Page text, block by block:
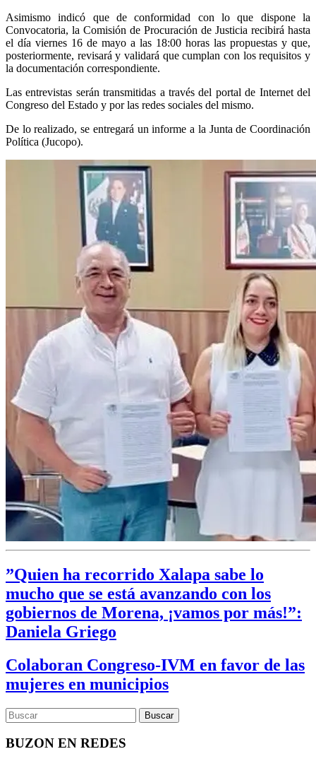
Asimismo indicó que de conformidad con lo que dispone la
Convocatoria, la Comisión de Procuración de Justicia recibirá hasta
el día viernes 16 de mayo a las 18:00 horas las propuestas y que,
posteriormente, revisará y validará que cumplan con los requisitos y
la documentación correspondiente.
Las entrevistas serán transmitidas a través del portal de Internet del
Congreso del Estado y por las redes sociales del mismo.
De lo realizado, se entregará un informe a la Junta de Coordinación
Política (Jucopo).
”Quien ha recorrido Xalapa sabe lo
mucho que se está avanzando con los
gobiernos de Morena, ¡vamos por más!”:
Daniela Griego
Colaboran Congreso-IVM en favor de las
mujeres en municipios
BUZON EN REDES